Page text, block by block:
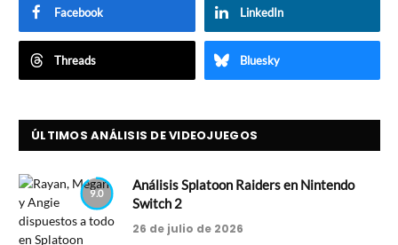
Facebook LinkedIn
Threads Bluesky
ÚLTIMOS ANÁLISIS DE VIDEOJUEGOS
9.0
Análisis Splatoon Raiders en Nintendo
Switch 2
26 de julio de 2026